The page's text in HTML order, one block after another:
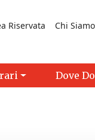
Riservata Chi Siamo
Dove